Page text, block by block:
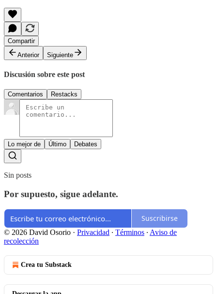
Compartir
Anterior
Siguiente
Discusión sobre este post
Comentarios Restacks
Lo mejor de Último Debates
Sin posts
Por supuesto, sigue adelante.
Suscribirse
© 2026 David Osorio · Privacidad ∙ Términos ∙ Aviso de
recolección
Crea tu Substack